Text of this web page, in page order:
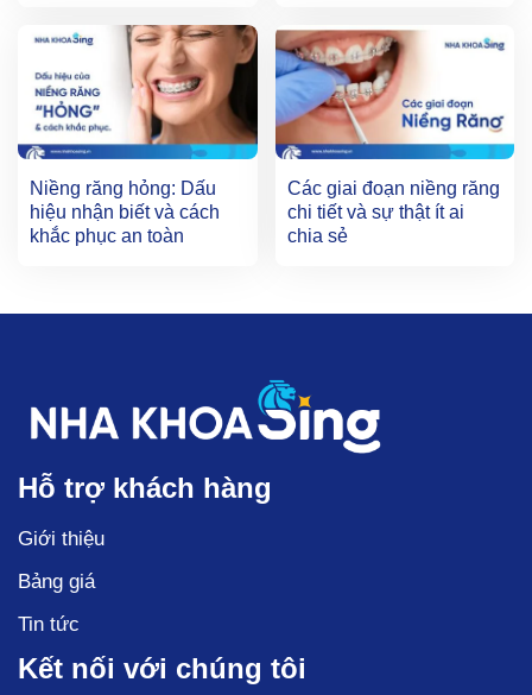
Niềng răng hỏng: Dấu
hiệu nhận biết và cách
khắc phục an toàn
Các giai đoạn niềng răng
chi tiết và sự thật ít ai
chia sẻ
Hỗ trợ khách hàng
Giới thiệu
Bảng giá
Tin tức
Kết nối với chúng tôi